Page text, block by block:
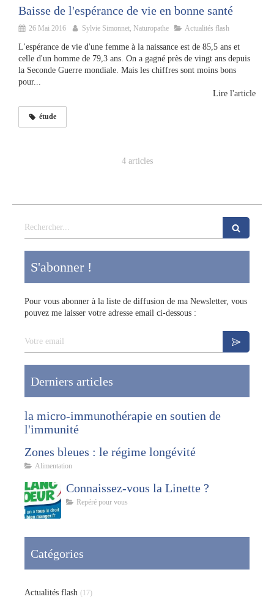
Baisse de l'espérance de vie en bonne santé
26 Mai 2016 Sylvie Simonnet, Naturopathe Actualités flash
L'espérance de vie d'une femme à la naissance est de 85,5 ans et
celle d'un homme de 79,3 ans. On a gagné près de vingt ans depuis
la Seconde Guerre mondiale. Mais les chiffres sont moins bons
pour...
Lire l'article
étude
4 articles
Rechercher
S'abonner !
Pour vous abonner à la liste de diffusion de ma Newsletter, vous
pouvez me laisser votre adresse email ci-dessous :
Votre email
Derniers articles
la micro-immunothérapie en soutien de
l'immunité
Zones bleues : le régime longévité
Alimentation
Connaissez-vous la Linette ?
Repéré pour vous
Catégories
Actualités flash (17)